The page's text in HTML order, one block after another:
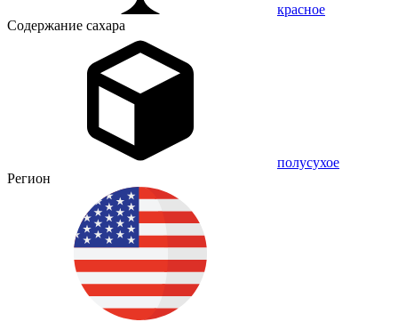
красное
Содержание сахара
полусухое
Регион